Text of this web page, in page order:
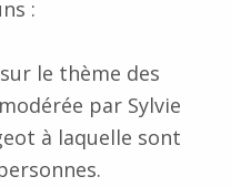
:
le thème des
par Sylvie
à laquelle sont